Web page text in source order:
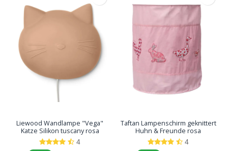
Liewood Wandlampe "Vega"
Katze Silikon tuscany rosa
4
Taftan Lampenschirm geknittert
Huhn & Freunde rosa
4